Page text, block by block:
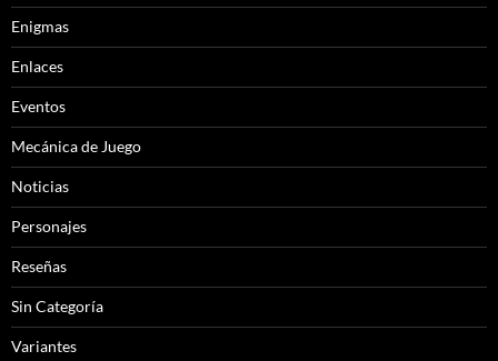
Enigmas
Enlaces
Eventos
Mecánica de Juego
Noticias
Personajes
Reseñas
Sin Categoría
Variantes